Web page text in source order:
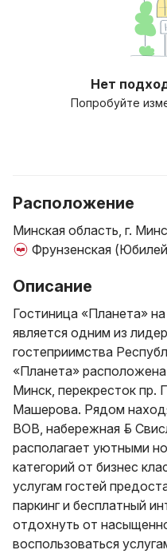
Нет
Попробуйте
Расположение
Минская область, г.
Фрунзенская
Описание
Гостиница «Планета»
является одним из
гостеприимства
«Планета»
Минск, перекресток пр.
Машерова. Рядом
ВОВ, набережная р.
располагает уютными
категорий от бизнес
услугам гостей
паркинг и бесплатный
отдохнуть от
воспользоваться